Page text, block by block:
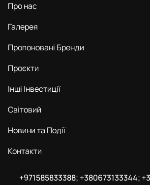
Про нас
Галерея
Пропоновані Бренди
Проєкти
Інші Інвестиції
Світовий
Новини та Події
Контакти
+971585833388; +380673133344;